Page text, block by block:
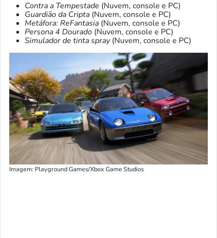
Contra a Tempestade (Nuvem, console e PC)
Guardião da Cripta (Nuvem, console e PC)
Metáfora: ReFantasia (Nuvem, console e PC)
Persona 4 Dourado (Nuvem, console e PC)
Simulador de tinta spray(Nuvem, console e PC)
Imagem: Playground Games/Xbox Game Studios